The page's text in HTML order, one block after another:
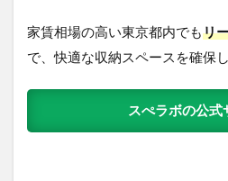
家賃相場の高い東京都内でもリ
で、快適な収納スペースを確保し
スぺラボの公式